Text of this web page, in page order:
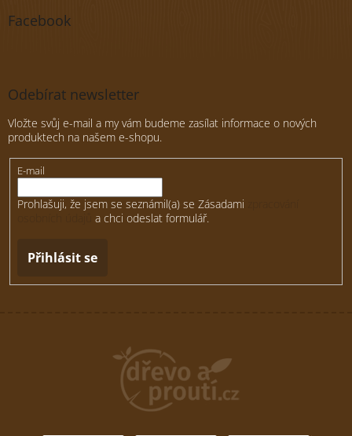
Facebook
Odebírat newsletter
Vložte svůj e-mail a my vám budeme zasílat informace o nových
produktech na našem e-shopu.
E-mail
Prohlašuji, že jsem se seznámil(a) se Zásadami
a chci odeslat formulář.
Přihlásit se